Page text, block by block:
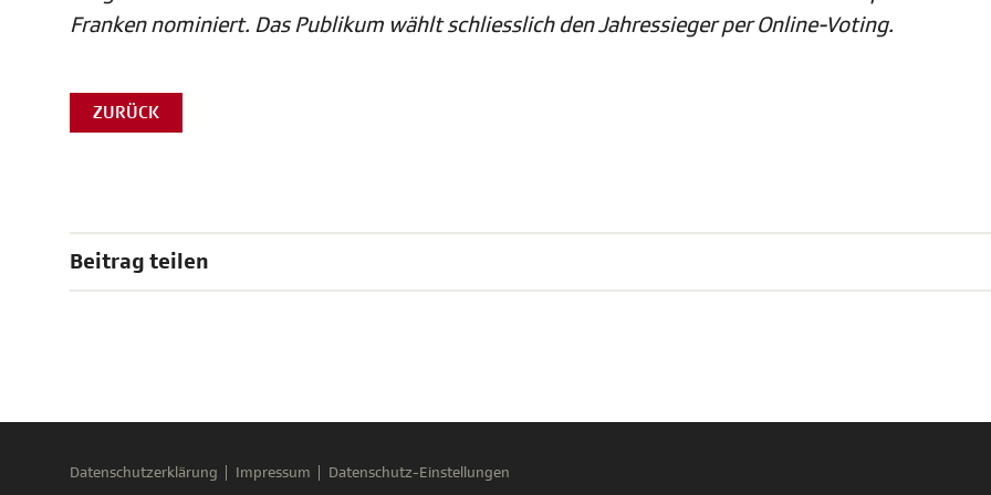
Franken nominiert. Das Publikum wählt schliesslich den Jahressieger per Online-Voting.
ZURÜCK
Beitrag teilen
Datenschutzerklärung Impressum Datenschutz-Einstellungen